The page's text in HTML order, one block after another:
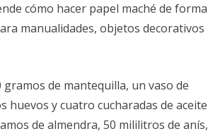
cómo hacer papel maché de forma
manualidades, objetos decorativos
gramos de mantequilla, un vaso de
huevos y cuatro cucharadas de aceite
de almendra, 50 mililitros de anís,